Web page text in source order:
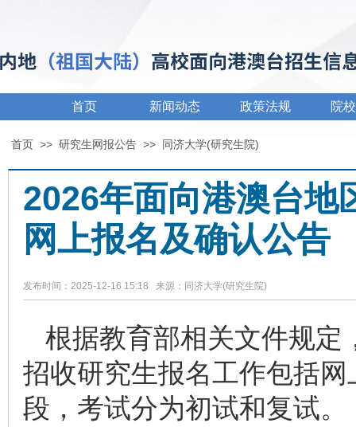
首页 新闻动态 政策法规 院
首页 >> 研究生网报公告 >> 同济大学(研究生院)
2026年面向港澳台地
网上报名及确认公告
发布时间：2025-12-16 15:18 来源：同济大学(研究生院)
根据教育部相关文件规定
招收研究生报名工作包括
段，考试分为初试和复试。